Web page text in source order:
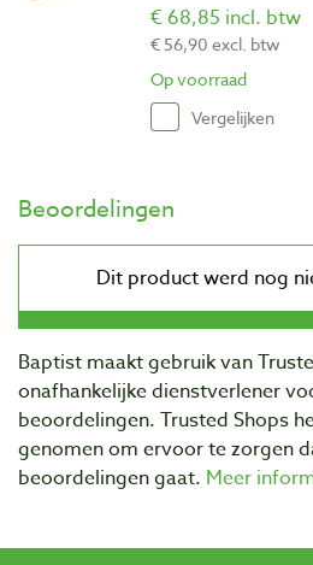
€ 68,85 incl. btw
€ 56,90 excl. btw
Op voorraad
Vergelijken
Beoordelingen
Baptist maakt gebruik van
onafhankelijke dienstverlener
beoordelingen. Trusted Shops
genomen om ervoor te zorgen
beoordelingen gaat. Meer